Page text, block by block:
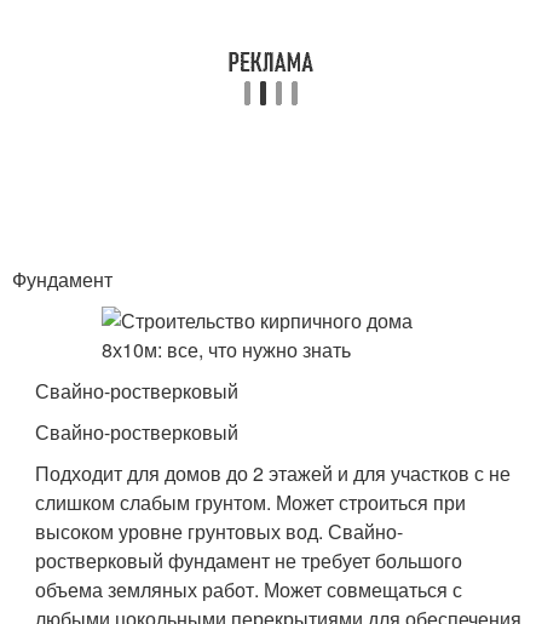
Фундамент
Свайно-ростверковый
Свайно-ростверковый
Подходит для домов до 2 этажей и для участков с не
слишком слабым грунтом. Может строиться при
высоком уровне грунтовых вод. Свайно-
ростверковый фундамент не требует большого
объема земляных работ. Может совмещаться с